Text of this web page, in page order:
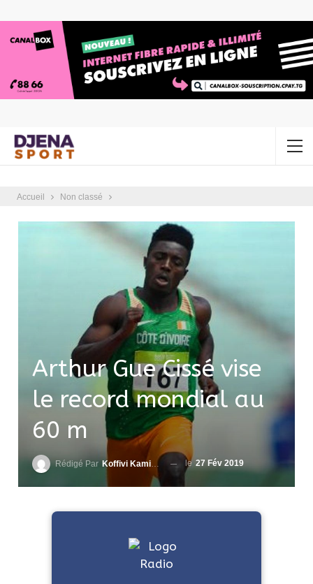
Accueil Non classé
Arthur Gue Cissé vise
le record mondial au
60 m
Rédigé Par Koffivi Kami AGBETOU le 27 Fév 2019